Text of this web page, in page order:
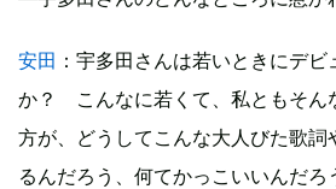
安田 ：宇多田さんは若いときにデ
か？ こんなに若くて、私ともそん
方が、どうしてこんな大人びた歌詞
るんだろう、何てかっこいいんだろ